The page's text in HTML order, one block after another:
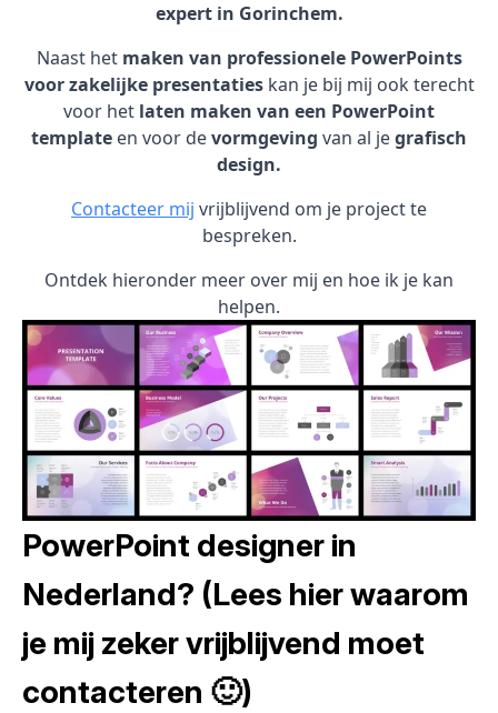
expert in Gorinchem.
Naast het maken van professionele PowerPoints
voor zakelijke presentatieskan je bij mij ook terecht
voor het laten maken van een PowerPoint
template en voor devormgeving van al jegrafisch
design.
Contacteer mij vrijblijvend om je project te
bespreken.
Ontdek hieronder meer over mij en hoe ik je kan
helpen.
PowerPoint designer in
Nederland? (Lees hier waarom
je mij zeker vrijblijvend moet
contacteren 🙂)